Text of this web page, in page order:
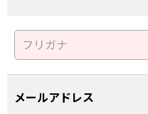
メールアドレス